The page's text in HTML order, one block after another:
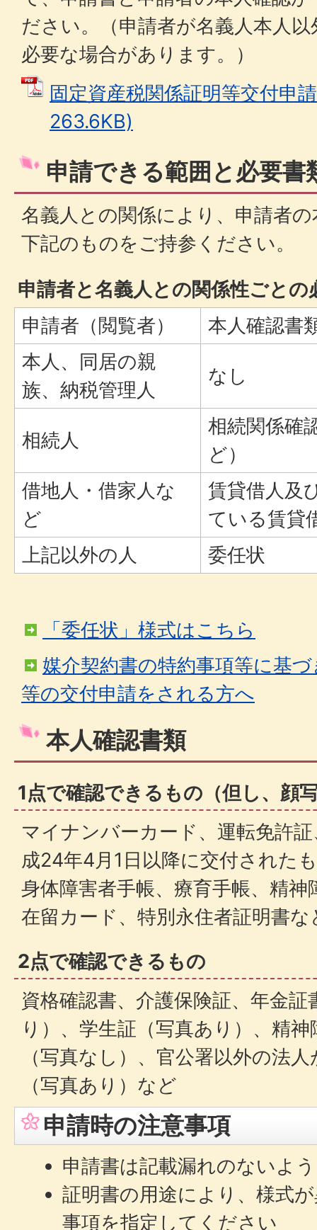
ださい。（申請者が名義人本人
必要な場合があります。）
固定資産税関係証明等交付申
263.6KB)
申請できる範囲と必要書
名義人との関係により、申請者
下記のものをご持参ください。
申請者と名義人との関係性ごとの
申請者（閲覧者）
本人確認書
本人、同居の親
族、納税管理人
なし
相続人
相続関係確
ど）
借地人・借家人な
ど
賃貸借人及
ている賃貸
上記以外の人
委任状
「委任状」様式はこちら
媒介契約書の特約事項等に基
等の交付申請をされる方へ
本人確認書類
1点で確認できるもの（但し、顔
マイナンバーカード、運転免許
成24年4月1日以降に交付された
身体障害者手帳、療育手帳、精神
在留カード、特別永住者証明書な
2点で確認できるもの
資格確認書、介護保険証、年金
り）、学生証（写真あり）、精
（写真なし）、官公署以外の法
（写真あり）など
申請時の注意事項
申請書は記載漏れのないよ
証明書の用途により、様式
事項を指定してください